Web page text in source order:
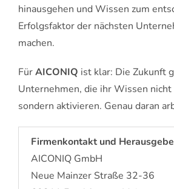
hinausgehen und Wissen zum
Erfolgsfaktor der nächsten
machen.
FürAICONIQ ist klar: Die Zukunft
Unternehmen, die ihr Wissen nicht
sondern aktivieren. Genau daran
Firmenkontakt und
AICONIQ GmbH
Neue Mainzer Straße 32-36